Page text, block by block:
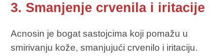
3. Smanjenje crvenila i iritacije
Acnosin je bogat sastojcima koji pomažu u
smirivanju kože, smanjujući crvenilo i iritaciju.